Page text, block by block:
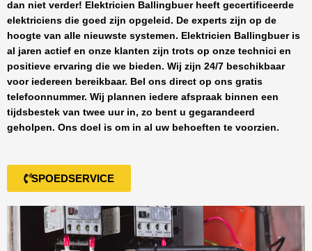
dan niet verder! Elektricien Ballingbuerheeft gecertificeerde
elektriciens die goed zijn opgeleid. De experts zijn op de
hoogte van alle nieuwste systemen. Elektricien Ballingbueris
al jaren actief en onze klanten zijn trots op onze technici en
positieve ervaring die we bieden. Wij zijn 24/7 beschikbaar
voor iedereen bereikbaar. Bel ons direct op ons gratis
telefoonnummer. Wij plannen iedere afspraak binnen een
tijdsbestek van twee uur in, zo bent u gegarandeerd
geholpen. Ons doel is om in al uw behoeften te voorzien.
SPOEDSERVICE